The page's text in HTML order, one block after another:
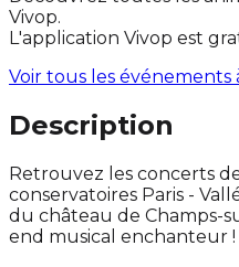
Vivop.
L'application Vivop est
Voir tous les événements
Description
Retrouvez les concerts
conservatoires Paris -
du château de Champs-
end musical enchanteur !